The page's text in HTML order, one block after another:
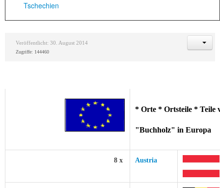
Tschechien
Veröffentlicht: 30. August 2014
Zugriffe: 144460
* Orte * Ortsteile * Teile
"Buchholz" in Europa
8 x Austria